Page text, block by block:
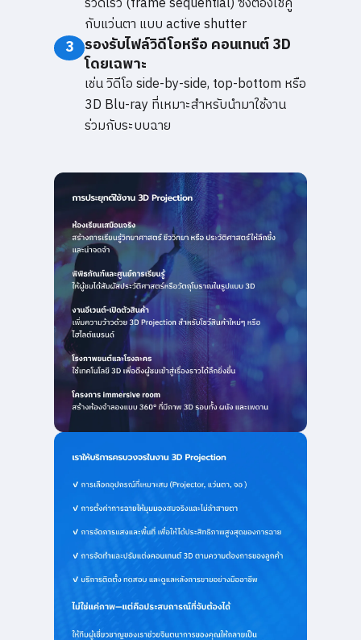
กับแว่นตา แบบ active shutter
3 รองรับไฟล์วิดีโอหรือ คอนเทนต์ 3D
โดยเฉพาะ
เช่น วิดีโอ side-by-side, top-bottom หรือ
3D Blu-ray ที่เหมาะสำหรับนำมาใช้งาน
ร่วมกับระบบฉาย